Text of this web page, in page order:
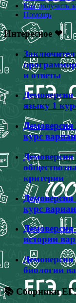
Как получить
Помощь
Интересное ❤
и ответы
языку 1
курс
критерии
курс
истории
биологии
📚 Сборники